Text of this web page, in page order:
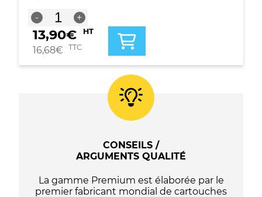
-
quantité
de
Cartouche
compatible
PG-
+
13,90€ HT
16,68€ TTC
CONSEILS /
ARGUMENTS QUALITÉ
La gamme Premium est élaborée par le
premier fabricant mondial de cartouches